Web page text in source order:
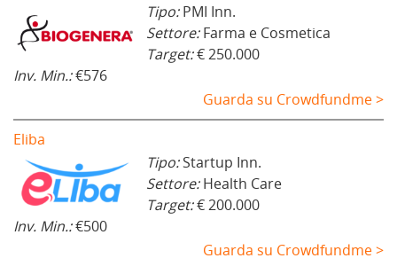
Tipo:PMI Inn.
Settore:Farma e Cosmetica
Target:€ 250.000
Inv. Min.:€576
Guarda su Crowdfundme >
Eliba
Tipo:Startup Inn.
Settore:Health Care
Target:€ 200.000
Inv. Min.:€500
Guarda su Crowdfundme >